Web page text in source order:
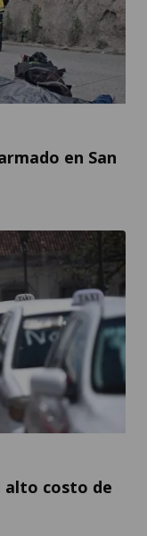
en San
alto costo de